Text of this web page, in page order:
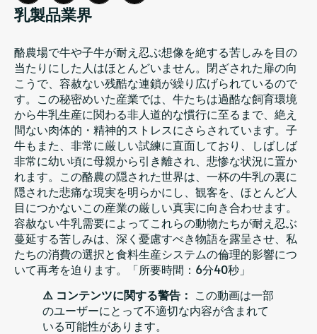
乳製品業界
酪農場で牛や子牛が耐え忍ぶ想像を絶する苦しみを目の
当たりにした人はほとんどいません。閉ざされた扉の向
こうで、容赦ない残酷な連鎖が繰り広げられているので
す。この秘密めいた産業では、牛たちは過酷な飼育環境
から牛乳生産に関わる非人道的な慣行に至るまで、絶え
間ない肉体的・精神的ストレスにさらされています。子
牛もまた、非常に厳しい試練に直面しており、しばしば
非常に幼い頃に母親から引き離され、悲惨な状況に置か
れます。この酪農の隠された世界は、一杯の牛乳の裏に
隠された悲痛な現実を明らかにし、観客を、ほとんど人
目につかないこの産業の厳しい真実に向き合わせます。
容赦ない牛乳需要によってこれらの動物たちが耐え忍ぶ
蔓延する苦しみは、深く憂慮すべき物語を露呈させ、私
たちの消費の選択と食料生産システムの倫理的影響につ
いて再考を迫ります。「所要時間：6分40秒」
⚠️ コンテンツに関する警告： この動画は一部
のユーザーにとって不適切な内容が含まれて
いる可能性があります。